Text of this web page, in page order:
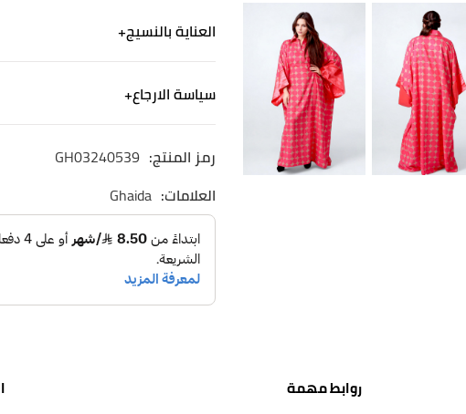
جلابية بنمط طويل وأكمام
طريقة العناية: يغسل في الغسالة
العناية بالنسيج
غسيل آلي لطيف. استخدم منظفًا
سياسة الارجاع
نشحن لجميع أنحاء المملكة
التوصيل خلال ٢-٤ ايام
الاسترجاع والاستبدال
الاستبدال والاسترجاع
رمز المنتج: GH03240539
العلامات: Ghaida
روابط مهمة